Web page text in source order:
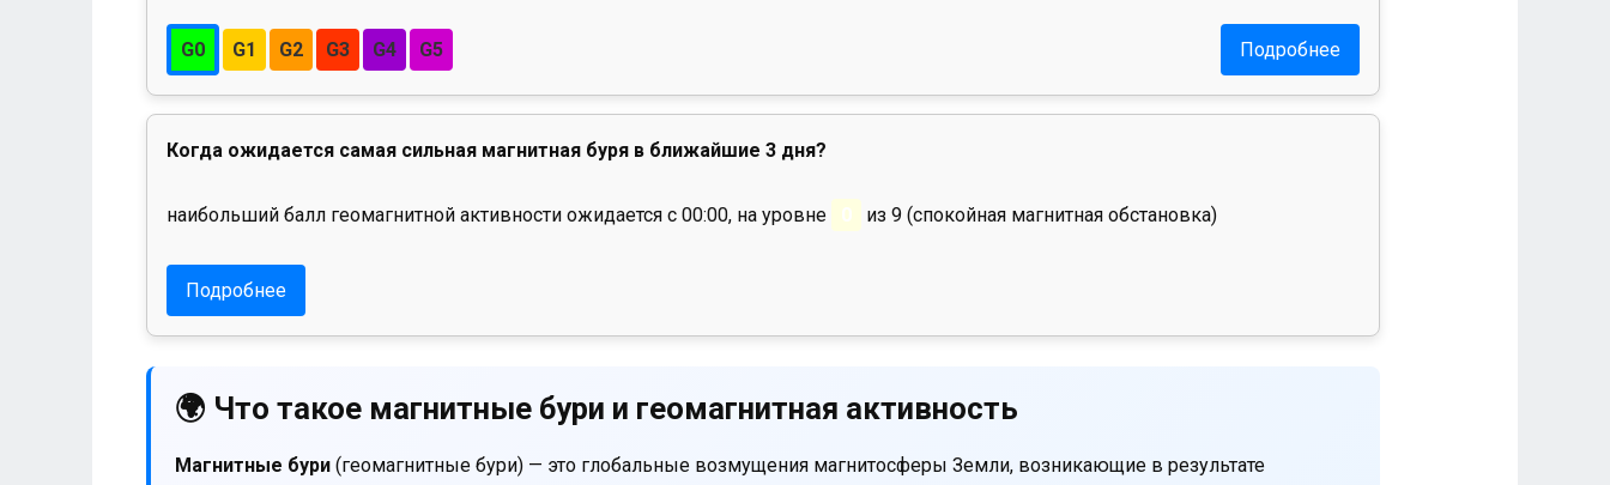
G0 G1 G2 G3 G4 G5 Подробнее
Когда ожидается самая сильная магнитная буря в ближайшие 3 дня?
наибольший балл геомагнитной активности ожидается с 00:00, на уровне 0 из 9 (спокойная магнитная обстановка)
Подробнее
🌍 Что такое магнитные бури и геомагнитная активность
Магнитные бури (геомагнитные бури) — это глобальные возмущения магнитосферы Земли, возникающие в результате